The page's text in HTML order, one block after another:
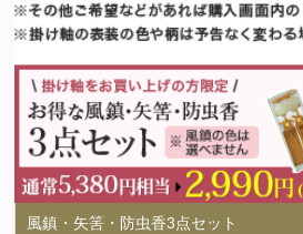
風鎮・矢筈・防虫香3点セット